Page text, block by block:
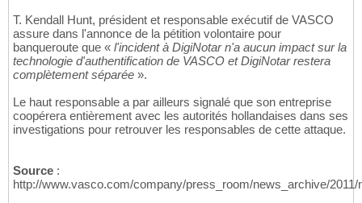
T. Kendall Hunt, président et responsable exécutif de VASCO
assure dans l'annonce de la pétition volontaire pour
banqueroute que « l'incident à DigiNotar n'a aucun impact sur la
technologie d'authentification de VASCO et DigiNotar restera
complètement séparée ».
Le haut responsable a par ailleurs signalé que son entreprise
coopérera entièrement avec les autorités hollandaises dans ses
investigations pour retrouver les responsables de cette attaque.
Source :
http://www.vasco.com/company/press_room/news_archive/